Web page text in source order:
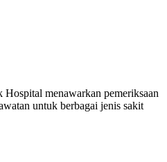
menawarkan pemeriksaan
untuk berbagai jenis sakit